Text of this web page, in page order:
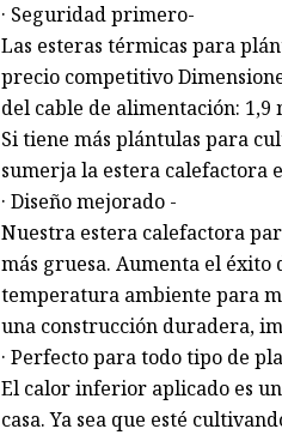
· Seguridad primero-
Las esteras térmicas para
precio competitivo
del cable de alimentación:
Si tiene más plántulas para
sumerja la estera calefactora
· Diseño mejorado -
Nuestra estera calefactora
más gruesa. Aumenta el éxito
temperatura ambiente para
una construcción duradera,
· Perfecto para todo tipo de
El calor inferior aplicado es
casa. Ya sea que esté